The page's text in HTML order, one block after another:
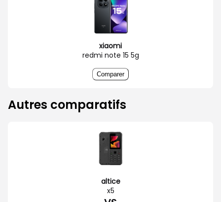
xiaomi
redmi note 15 5g
Comparer
Autres comparatifs
altice
x5